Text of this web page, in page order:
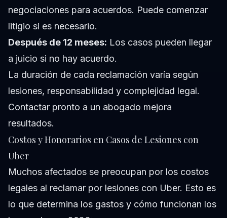
negociaciones para acuerdos. Puede comenzar
litigio si es necesario.
Después de 12 meses: Los casos pueden llegar
a juicio si no hay acuerdo.
La duración de cada reclamación varía según
lesiones, responsabilidad y complejidad legal.
Contactar pronto a un abogado mejora
resultados.
Costos y Honorarios en Casos de Lesiones con
Uber
Muchos afectados se preocupan por los costos
legales al reclamar por lesiones con Uber. Esto es
lo que determina los gastos y cómo funcionan los